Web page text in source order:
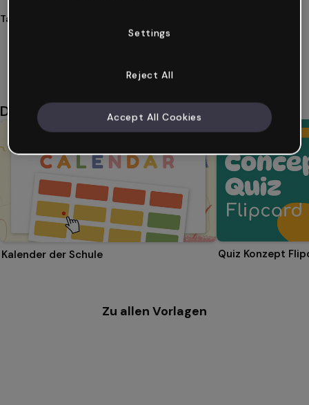
Tags
Lektionen Sequenzen
Das könnte dir auch gefallen
Kalender der Schule Quiz Konzept
Zu allen Vorlagen
Settings
Reject All
Accept All Cookies